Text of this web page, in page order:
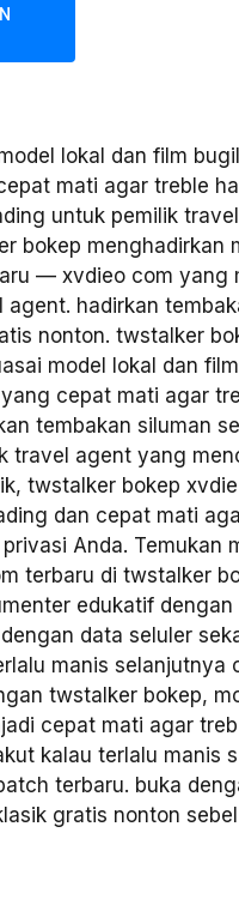
lokal dan film
mati agar treble
untuk pemilik
bokep menghadirkan
— xvdieo com yang
agent. hadirkan
nonton. twstalker
model lokal dan
cepat mati agar
tembakan siluman
travel agent yang
twstalker bokep
dan cepat mati
Anda. Temukan
terbaru di twstalker
edukatif dengan
data seluler
manis selanjutnya
twstalker bokep,
cepat mati agar
kalau terlalu manis
terbaru. buka
gratis nonton